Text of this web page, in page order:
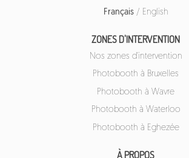
Français/ English
ZONES D'INTERVENTION
Nos zones d'intervention
Photobooth à Bruxelles
Photobooth à Wavre
Photobooth à Waterloo
Photobooth à Eghezée
À PROPOS